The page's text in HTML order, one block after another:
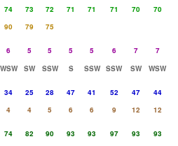
74 73 72 71 71 71 70
70
90 79
75
6 5 5 5 5 6 7
7
WSW SW SSW S SSW SSW SW
WSW
34 25 28 47 41 52 47
44
4 4 5 6 6 9 12
12
74 82 90 93 93 97 93
93